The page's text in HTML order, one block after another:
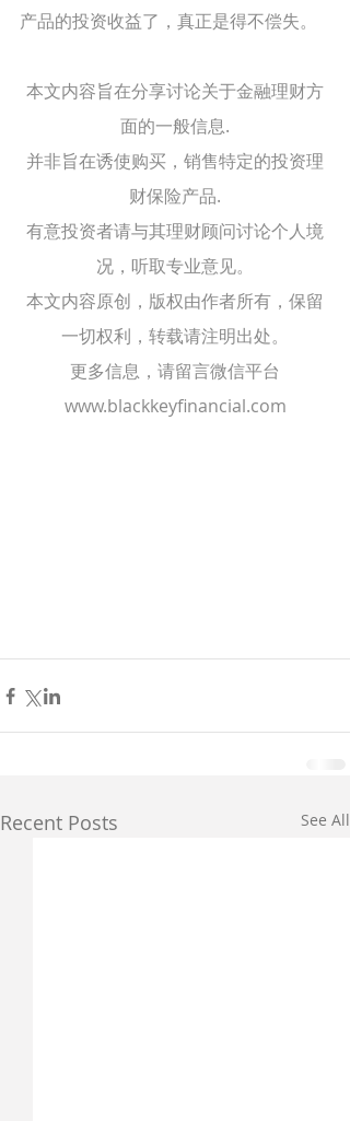
产品的投资收益了，真正是得不偿失。
本文内容旨在分享讨论关于金融理财方
面的一般信息.
并非旨在诱使购买，销售特定的投资理
财保险产品.
有意投资者请与其理财顾问讨论个人境
况，听取专业意见。
本文内容原创，版权由作者所有，保留
一切权利，转载请注明出处。
更多信息，请留言微信平台
www.blackkeyfinancial.com
Recent Posts See All